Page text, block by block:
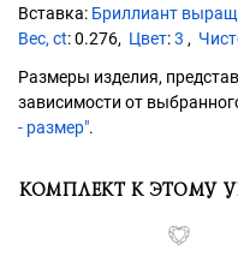
Бриллиант
Вес, ct:0.276 Цвет:3
Размеры изделия,
зависимости от
- размер".
КОМПЛЕКТ К ЭТОМУ